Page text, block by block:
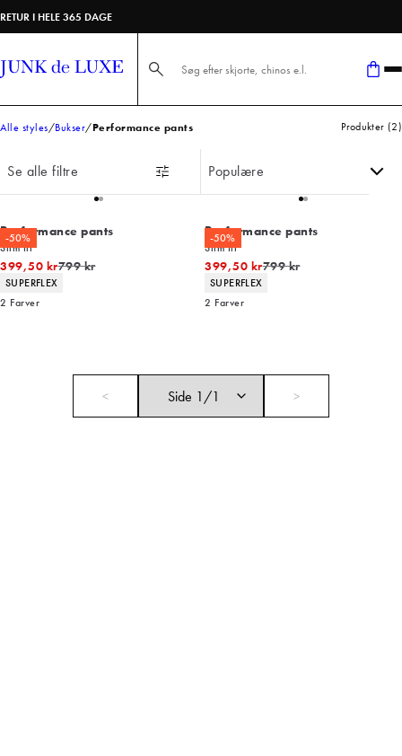
RETUR I HELE 365 DAGE
Søg her...
Alle styles Bukser Performance pants Produkter (2)
Se alle filtre
-50%
Performance pants
Slim fit
399,50 krI alt (uden rabat)
799 kr
Produkt egenskaber
SUPERFLEX
2 Farver
-50%
Performance pants
Slim fit
399,50 krI alt (uden rabat)
799 kr
Produkt egenskaber
SUPERFLEX
2 Farver